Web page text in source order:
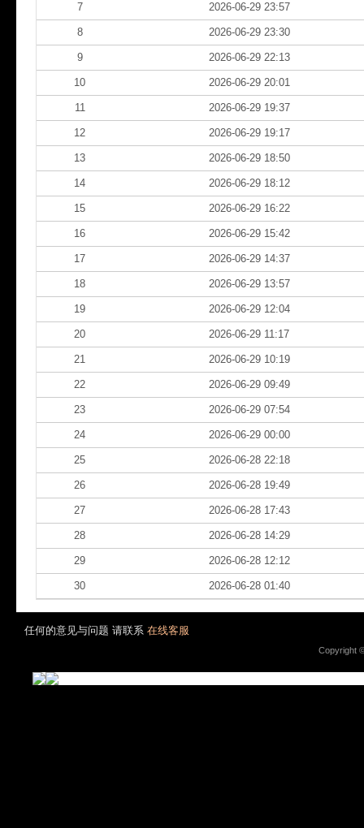
7 2026-06-29 23:57
8 2026-06-29 23:30
9 2026-06-29 22:13
10 2026-06-29 20:01
11 2026-06-29 19:37
12 2026-06-29 19:17
13 2026-06-29 18:50
14 2026-06-29 18:12
15 2026-06-29 16:22
16 2026-06-29 15:42
17 2026-06-29 14:37
18 2026-06-29 13:57
19 2026-06-29 12:04
20 2026-06-29 11:17
21 2026-06-29 10:19
22 2026-06-29 09:49
23 2026-06-29 07:54
24 2026-06-29 00:00
25 2026-06-28 22:18
26 2026-06-28 19:49
27 2026-06-28 17:43
28 2026-06-28 14:29
29 2026-06-28 12:12
30 2026-06-28 01:40
任何的意见与问题 请联系 在线客服
Copyright